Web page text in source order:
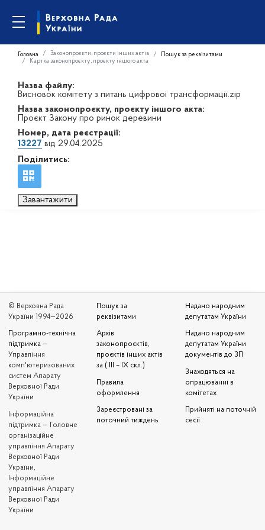
Головна Законопроєкти, проєкти інших актів
Пошук за реквізитами
Картка законопроєкту, проєкту іншого акта
Назва файлу:
Висновок комітету з питань цифрової трансформації.zip
Назва законопроєкту, проєкту іншого акта:
Проєкт Закону про ринок деревини
Номер, дата реєстрації:
13227 від 29.04.2025
Поділитись:
Завантажити
© Верховна Рада
України 1994—2026
Програмно-технічна
підтримка —
Управління
комп'ютеризованих
систем Апарату
Верховної Ради
України
Iнформаційна
підтримка — Головне
організаційне
управління Апарату
Верховної Ради
України,
Інформаційне
управління Апарату
Верховної Ради
України
Пошук за
реквізитами
Архів
законопроєктів,
проєктів інших актів
за ( III – IX скл.)
Правила
оформлення
Зареєстровані за
поточний тиждень
Надано народним
депутатам України
Надано народним
депутатам України
документів до ЗП
Знаходяться на
опрацюванні в
комітетах
Прийняті на поточній
сесії